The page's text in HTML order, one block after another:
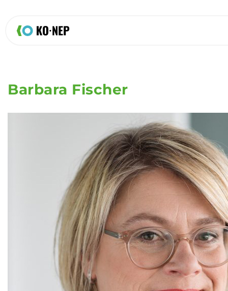
Barbara Fischer